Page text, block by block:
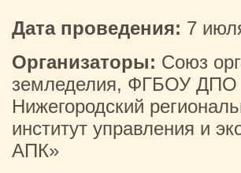
Дата проведения: 7
Организаторы: Союз
земледелия, ФГБОУ ДПО
Нижегородский
институт управления и
АПК»